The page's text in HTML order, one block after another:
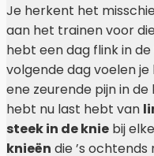
Je herkent het
aan het trainen voor
hebt een dag flink in
volgende dag voelen
ene zeurende pijn in
hebt nu last hebt van
steek in de knie bij
knieën die ’s